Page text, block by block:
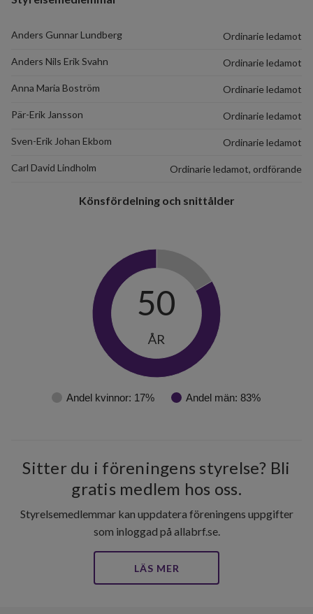
32
lägenheter
Anders Gunnar Lundberg Ordinarie ledamot
Anders Nils Erik Svahn Ordinarie ledamot
Anna Maria Boström Ordinarie ledamot
Pär-Erik Jansson Ordinarie ledamot
Sven-Erik Johan Ekbom Ordinarie ledamot
Carl David Lindholm Ordinarie ledamot, ordförande
Könsfördelning och snittålder
Andel kvinnor: 17% Andel män: 83%
50
ÅR
Sitter du i föreningens styrelse? Bli
gratis medlem hos oss.
Styrelsemedlemmar kan uppdatera föreningens uppgifter
som inloggad på allabrf.se.
LÄS MER